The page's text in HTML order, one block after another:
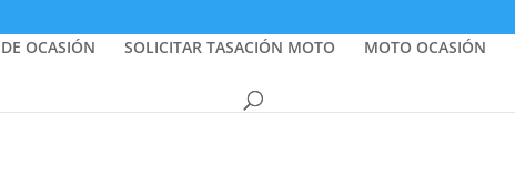
OCASIÓN SOLICITAR TASACIÓN MOTO MOTO OCASIÓN